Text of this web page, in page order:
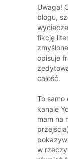
Uwaga!
blogu,
fikcję
opisuje
całość.
To
kanale
mam na
w